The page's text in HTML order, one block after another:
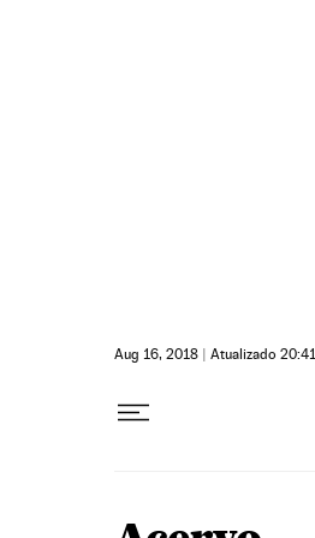
Aug 16, 2018 | Atualizado 20:41